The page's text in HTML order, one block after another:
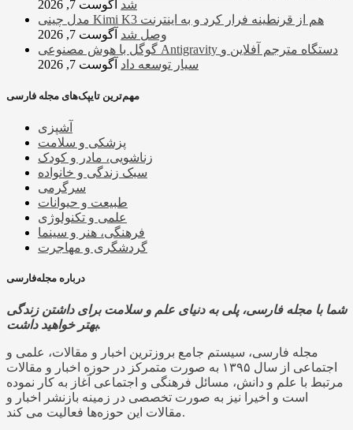
شد آگوست 7, 2026
مدل چینی Kimi K3 هم از قرنطینه فرار کرد و به اینترنت
وصل شد آگوست 7, 2026
گوگل با هوش مصنوعی Antigravity دستگاه مترجم آفلاین و
سیار توسعه داد آگوست 7, 2026
مهم‌ترین تایپک‌های مجله فارسی
آشپزی
پزشکی و سلامت
زناشویی، مادر و کودک
سبک زندگی و خانواده
سرگرمی
طبیعت و حیوانات
علمی و تکنولوژی
فرهنگی، هنر و سینما
گردشگری و مهاجرت
درباره مجله‌فارسی
شما با مجله فارسی، پلی به دنیای علم و سلامت برای داشتن زندگی
بهتر خواهید داشت.
مجله فارسی، سیستم جامع بروزترین اخبار و مقالات، علمی و
اجتماعی از سال ۱۳۹۵ به صورت متمرکز در حوزه اخبار و مقالات
مرتبط با علم و دانش، مسائل فرهنگی و اجتماعی آغاز به کار نموده
است و اخیرا نیز به صورت تخصصی در زمینه بازنشر اخبار و
مقالات این حوزه‌ها فعالیت می کند.